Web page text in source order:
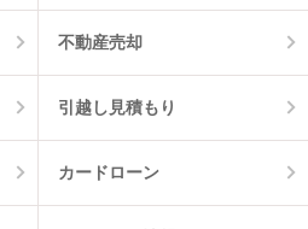
不動産売却
引越し見積もり
カードローン